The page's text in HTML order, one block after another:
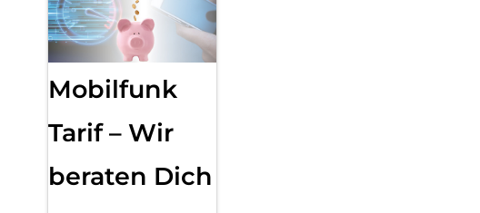
Mobilfunk
Tarif – Wir
beraten Dich